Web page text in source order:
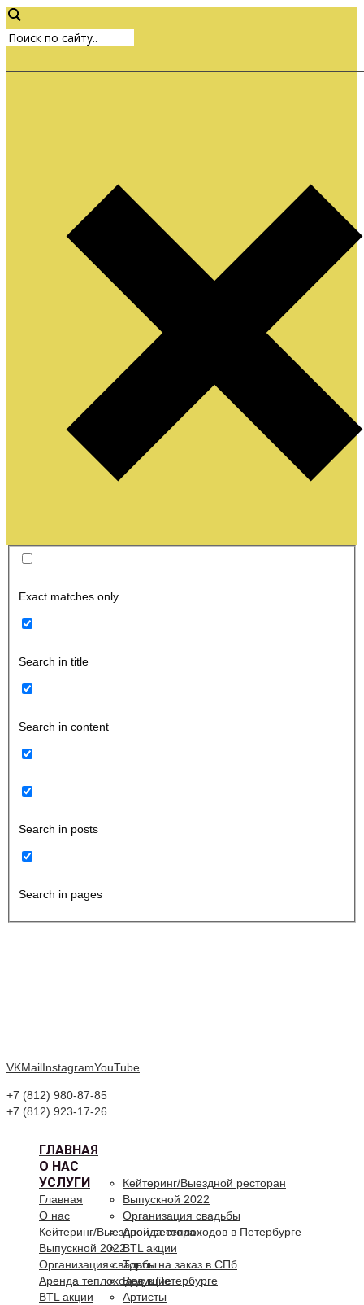
Exact matches only
Search in title
Search in content
Search in posts
Search in pages
VKMailInstagramYouTube
+7 (812) 980-87-85
+7 (812) 923-17-26
ГЛАВНАЯ
О НАС
УСЛУГИ
Кейтеринг/Выездной ресторан
Выпускной 2022
Организация свадьбы
Аренда теплоходов в Петербурге
BTL акции
Торты на заказ в СПб
Ведущие
Артисты
Главная
О нас
Кейтеринг/Выездной ресторан
Выпускной 2022
Организация свадьбы
Аренда теплоходов в Петербурге
BTL акции